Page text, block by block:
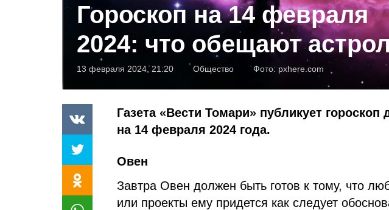
Гороскоп на 14 февраля
2024: что обещают
13 февраля 2024, 21:20 Общество Фото: pxhere.com
Газета «Вести Томари» публикует гороскоп
на 14 февраля 2024 года.
Овен
Завтра Овен должен быть готов к тому, что
или проекты ему придется как следует